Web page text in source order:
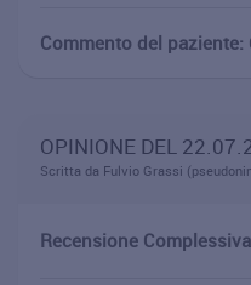
Commento del paziente:
OPINIONE DEL
Scritta da Fulvio Grassi
Recensione